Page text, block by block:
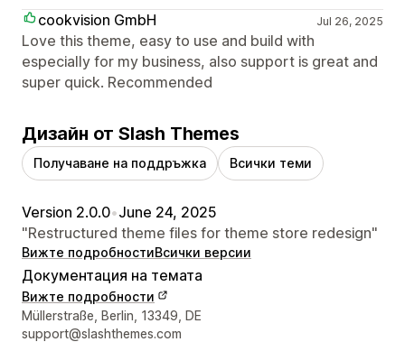
cookvision GmbH
Jul 26, 2025
Love this theme, easy to use and build with
especially for my business, also support is great and
super quick. Recommended
Дизайн от Slash Themes
Получаване на поддръжка Всички теми
Version 2.0.0•June 24, 2025
"Restructured theme files for theme store redesign"
Вижте подробностиВсички версии
Документация на темата
Вижте подробности
Данни за връзка с дизайнера
Müllerstraße, Berlin, 13349, DE
support@slashthemes.com